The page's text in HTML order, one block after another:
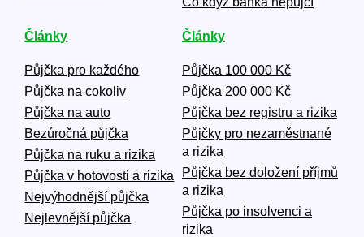
Články
Půjčka pro každého
Půjčka na cokoliv
Půjčka na auto
Bezúročná půjčka
Půjčka na ruku a rizika
Půjčka v hotovosti a rizika
Nejvýhodnější půjčka
Nejlevnější půjčka
Články
Půjčka 100 000 Kč
Půjčka 200 000 Kč
Půjčka bez registru a rizika
Půjčky pro nezaměstnané
a rizika
Půjčka bez doložení příjmů
a rizika
Půjčka po insolvenci a
rizika